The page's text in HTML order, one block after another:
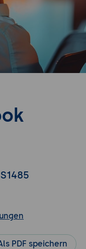
PDF speichern